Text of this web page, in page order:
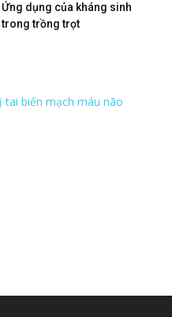
Ứng dụng của kháng sinh
trong trồng trọt